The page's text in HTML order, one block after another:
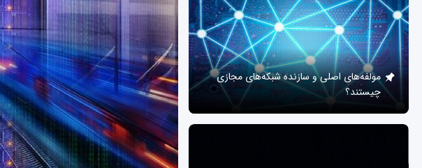
مولفه‌های اصلی و سازنده شبکه‌های مجازی
چیستند؟